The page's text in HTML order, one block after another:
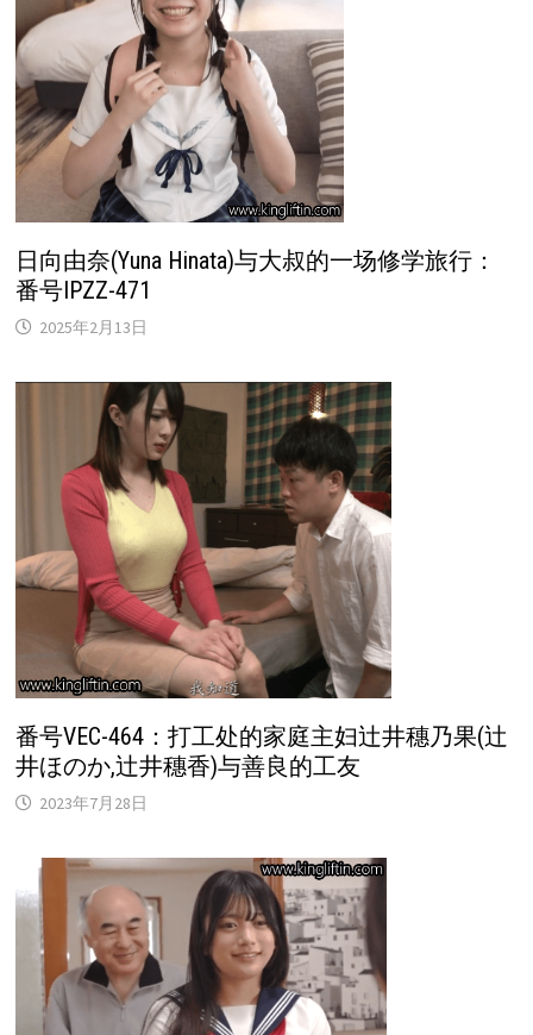
日向由奈(Yuna Hinata)与大叔的一场修学旅行：
番号IPZZ-471
2025年2月13日
番号VEC-464：打工处的家庭主妇辻井穗乃果(辻
井ほのか,辻井穗香)与善良的工友
2023年7月28日